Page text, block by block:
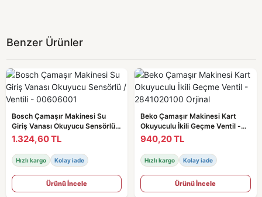
Benzer Ürünler
Bosch Çamaşır Makinesi Su
Giriş Vanası Okuyucu Sensörlü /
Ventili - 00606001
1.324,60 TL
Hızlı kargo Kolay iade
Ürünü İncele
Beko Çamaşır Makinesi Kart
Okuyuculu İkili Geçme Ventil -
2841020100 Orjinal
940,20 TL
Hızlı kargo Kolay iade
Ürünü İncele